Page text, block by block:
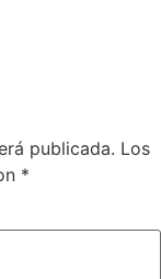
publicada. Los
*